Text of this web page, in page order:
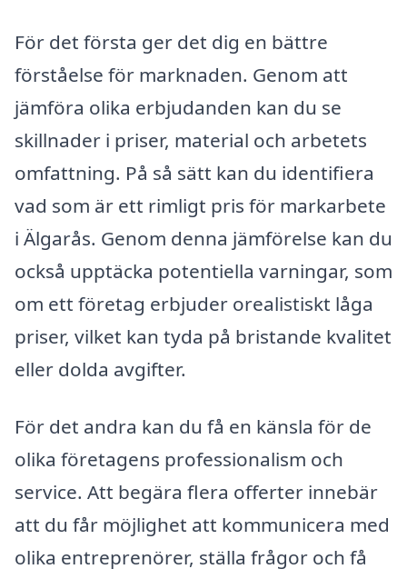
För det första ger det dig en bättre
förståelse för marknaden. Genom att
jämföra olika erbjudanden kan du se
skillnader i priser, material och arbetets
omfattning. På så sätt kan du identifiera
vad som är ett rimligt pris för markarbete
i Älgarås. Genom denna jämförelse kan du
också upptäcka potentiella varningar, som
om ett företag erbjuder orealistiskt låga
priser, vilket kan tyda på bristande kvalitet
eller dolda avgifter.
För det andra kan du få en känsla för de
olika företagens professionalism och
service. Att begära flera offerter innebär
att du får möjlighet att kommunicera med
olika entreprenörer, ställa frågor och få